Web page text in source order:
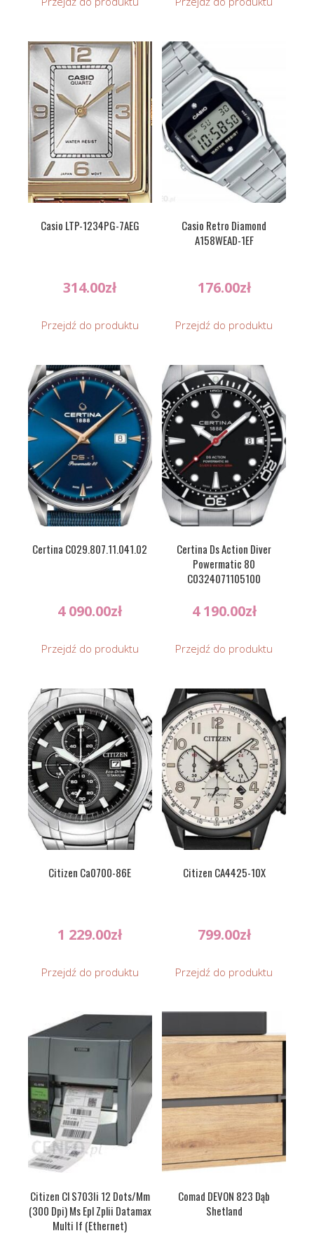
Casio LTP-1234PG-7AEG
314.00zł
Przejdź do produktu
Casio Retro Diamond
A158WEAD-1EF
176.00zł
Przejdź do produktu
Certina C029.807.11.041.02
4 090.00zł
Przejdź do produktu
Certina Ds Action Diver
Powermatic 80
C0324071105100
4 190.00zł
Przejdź do produktu
Citizen Ca0700-86E
1 229.00zł
Przejdź do produktu
Citizen CA4425-10X
799.00zł
Przejdź do produktu
Citizen Cl S703Ii 12 Dots/Mm
(300 Dpi) Ms Epl Zplii Datamax
Multi If (Ethernet)
Comad DEVON 823 Dąb
Shetland